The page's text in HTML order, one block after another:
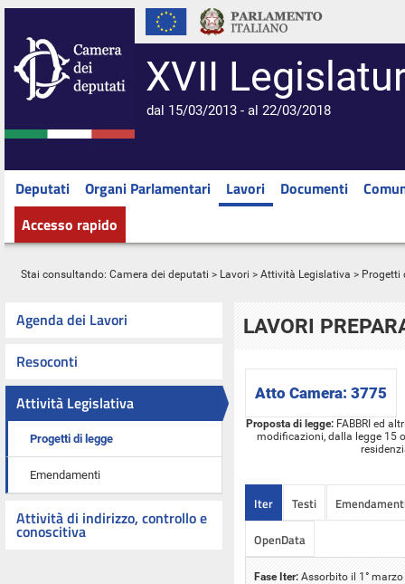
XVII
dal 15/03/2013 - al 22/03/2018
Deputati Organi Parlamentari Lavori Documenti
Accesso rapido
Stai consultando: Camera dei deputati > Lavori > Attività Legislativa > Progetti
Agenda dei Lavori
Resoconti
Attività Legislativa
Progetti di legge
Emendamenti
Attività di indirizzo, controllo e
conoscitiva
LAVORI
Atto Camera: 3775
Proposta di legge:FABBRI ed
modificazioni, dalla legge 15
Iter Testi
OpenData
Fase Iter: Assorbito il 1°